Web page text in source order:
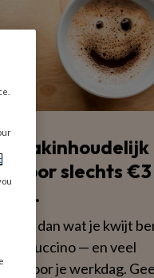
vakinhoudelijk
voor slechts €3
dan wat je kwijt
cappuccino — en veel
voor je werkdag.